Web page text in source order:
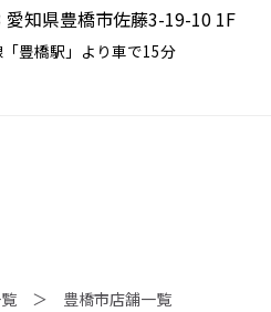
愛知県豊橋市佐藤3-19-10 1F
豊橋駅」より車で15分
豊橋市店舗一覧